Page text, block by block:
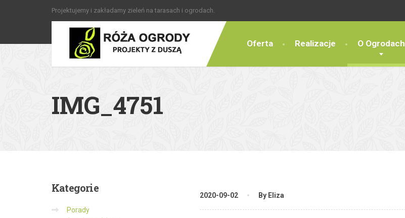
Projektujemy i zakładamy zieleń na tarasach i ogrodach.
Oferta Realizacje O Ogrodach
IMG_4751
2020-09-02 By Eliza
Kategorie
Porady